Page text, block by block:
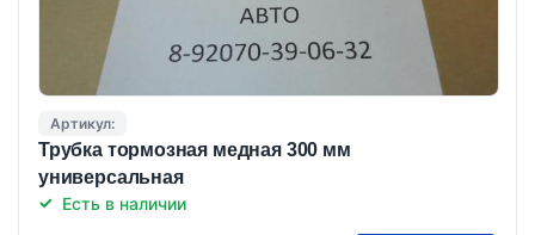
Артикул:
Трубка тормозная медная 300 мм
универсальная
Есть в наличии